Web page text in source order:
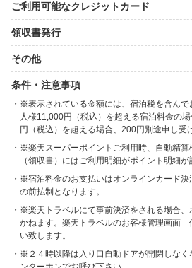
ご利用可能なクレジットカード
領収書発行
その他
条件・注意事項
※表示されている金額には、宿泊税を含ん
人様11,000円（税込）を超える宿泊料金の
円（税込）を超える場合、200円別途申し受
※楽天スーパーポイントご利用時、自動精算
（領収書）にはご利用明細がポイント明細が
※宿泊料金のお支払いはオンラインカード
の前払制となります。
※楽天トラベルにて事前決済をされる場合、
かねます。楽天トラベルのお客様管理画面
い致します。
※２４時以降は入り口自動ドアが開閉しなく